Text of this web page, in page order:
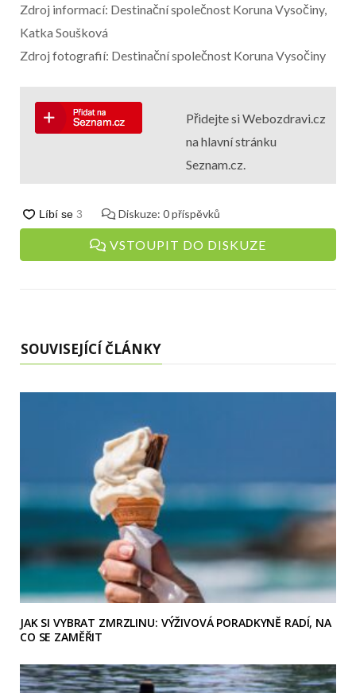
Zdroj informací: Destinační společnost Koruna Vysočiny,
Katka Soušková
Zdroj fotografií: Destinační společnost Koruna Vysočiny
Přidejte si Webozdravi.cz
na hlavní stránku
Seznam.cz.
Diskuze: 0příspěvků
VSTOUPIT DO DISKUZE
SOUVISEJÍCÍ ČLÁNKY
JAK SI VYBRAT ZMRZLINU: VÝŽIVOVÁ PORADKYNĚ RADÍ, NA
CO SE ZAMĚŘIT